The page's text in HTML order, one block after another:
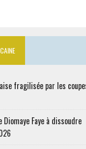
fragilisée par les
Diomaye Faye à dissoudre